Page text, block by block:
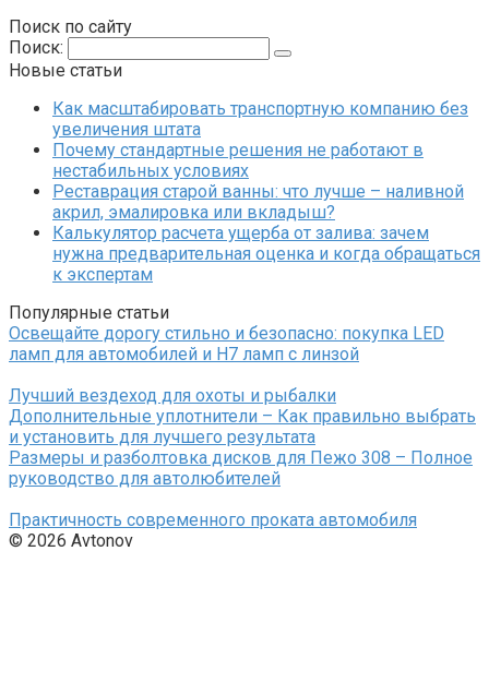
Поиск по сайту
Поиск:
Новые статьи
Как масштабировать транспортную компанию без
увеличения штата
Почему стандартные решения не работают в
нестабильных условиях
Реставрация старой ванны: что лучше – наливной
акрил, эмалировка или вкладыш?
Калькулятор расчета ущерба от залива: зачем
нужна предварительная оценка и когда обращаться
к экспертам
Популярные статьи
Освещайте дорогу стильно и безопасно: покупка LED
ламп для автомобилей и H7 ламп с линзой
Лучший вездеход для охоты и рыбалки
Дополнительные уплотнители – Как правильно выбрать
и установить для лучшего результата
Размеры и разболтовка дисков для Пежо 308 – Полное
руководство для автолюбителей
Практичность современного проката автомобиля
© 2026 Avtonov